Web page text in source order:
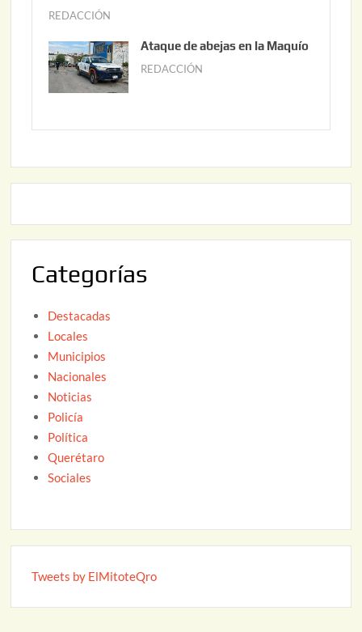
,
2
0
6
REDACCIÓN
n
i
o
Ataque de abejas en la Maquío
REDACCIÓN
o
2
Categorías
Destacadas
Locales
Municipios
Nacionales
Noticias
Policía
Política
Querétaro
Sociales
Tweets by ElMitoteQro